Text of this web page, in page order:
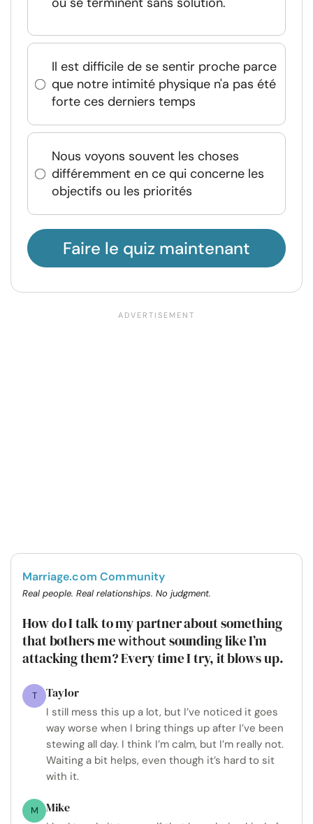
Il est difficile de se sentir proche parce
que notre intimité physique n'a pas été
forte ces derniers temps
Nous voyons souvent les choses
différemment en ce qui concerne les
objectifs ou les priorités
Faire le quiz maintenant
Marriage.com Community
Real people. Real relationships. No judgment.
How do I talk to my partner about something
that bothers mewithout sounding like I’m
attacking them? Every time I try, it blows up.
T Taylor
I still mess this up a lot, but I’ve noticed it goes
way worse when I bring things up after I’ve been
stewing all day. I think I’m calm, but I’m really not.
Waiting a bit helps, even though it’s hard to sit
with it.
M Mike